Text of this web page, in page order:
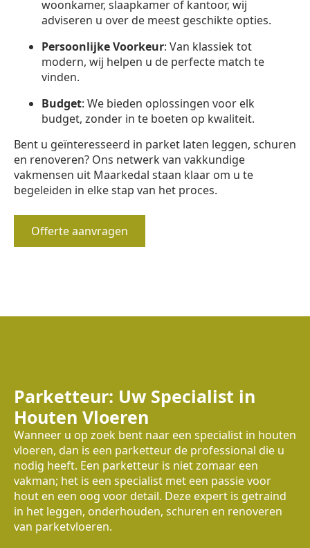
woonkamer, slaapkamer of kantoor, wij
adviseren u over de meest geschikte opties.
Persoonlijke Voorkeur: Van klassiek tot
modern, wij helpen u de perfecte match te
vinden.
Budget: We bieden oplossingen voor elk
budget, zonder in te boeten op kwaliteit.
Bent u geïnteresseerd in parket laten leggen, schuren
en renoveren? Ons netwerk van vakkundige
vakmensen uit Maarkedal staan klaar om u te
begeleiden in elke stap van het proces.
Offerte aanvragen
Parketteur: Uw Specialist in
Houten Vloeren
Wanneer u op zoek bent naar een specialist in houten
vloeren, dan is een parketteur de professional die u
nodig heeft. Een parketteur is niet zomaar een
vakman; het is een specialist met een passie voor
hout en een oog voor detail. Deze expert is getraind
in het leggen, onderhouden, schuren en renoveren
van parketvloeren.